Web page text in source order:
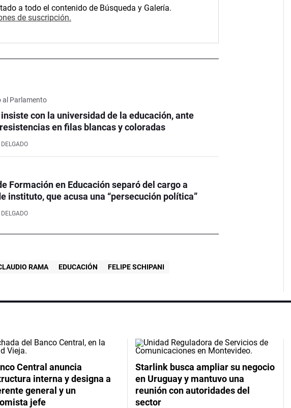
a todo el contenido de Búsqueda y Galería.
de suscripción.
al Parlamento
con la universidad de la educación, ante
en filas blancas y coloradas
Formación en Educación separó del cargo a
instituto, que acusa una “persecución política”
RAMA EDUCACIÓN FELIPE SCHIPANI
Central anuncia
interna y designa a
general y un
jefe
Starlink busca ampliar su negocio
en Uruguay y mantuvo una
reunión con autoridades del
sector